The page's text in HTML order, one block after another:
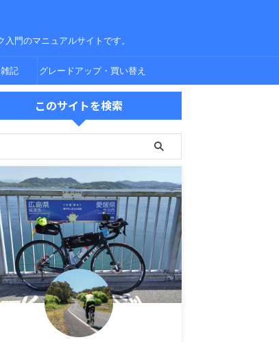
門のマニュアルサイトです。
記 グレードアップ・買い替え
このサイトを検索